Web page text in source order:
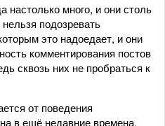
настолько много, и они столь
подозревать
это надоедает, и они
комментирования постов
сквозь них не пробраться к
от поведения
в ещё недавние времена,